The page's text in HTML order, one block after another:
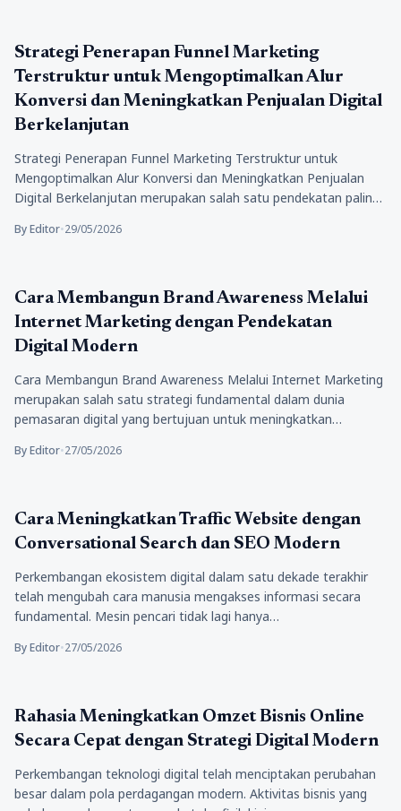
Bisnis
Strategi Penerapan Funnel Marketing
Terstruktur untuk Mengoptimalkan Alur
Konversi dan Meningkatkan Penjualan Digital
Berkelanjutan
Strategi Penerapan Funnel Marketing Terstruktur untuk
Mengoptimalkan Alur Konversi dan Meningkatkan Penjualan
Digital Berkelanjutan merupakan salah satu pendekatan paling
By Editor•29/05/2026
Bisnis
Cara Membangun Brand Awareness Melalui
Internet Marketing dengan Pendekatan
Digital Modern
Cara Membangun Brand Awareness Melalui Internet Marketing
merupakan salah satu strategi fundamental dalam dunia
pemasaran digital yang bertujuan untuk meningkatkan…
By Editor•27/05/2026
Bisnis
Cara Meningkatkan Traffic Website dengan
Conversational Search dan SEO Modern
Perkembangan ekosistem digital dalam satu dekade terakhir
telah mengubah cara manusia mengakses informasi secara
fundamental. Mesin pencari tidak lagi hanya…
By Editor•27/05/2026
Bisnis
Rahasia Meningkatkan Omzet Bisnis Online
Secara Cepat dengan Strategi Digital Modern
Perkembangan teknologi digital telah menciptakan perubahan
besar dalam pola perdagangan modern. Aktivitas bisnis yang